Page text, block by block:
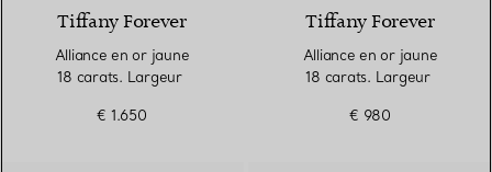
Tiffany Forever
Alliance en or jaune
18 carats. Largeur
€ 1.650
Tiffany Forever
Alliance en or jaune
18 carats. Largeur
€ 980